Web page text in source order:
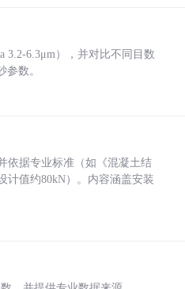
3.2-6.3μm），并对比不同目数
数。
依据专业标准（如《混凝土结
计值约80kN）。内容涵盖安装